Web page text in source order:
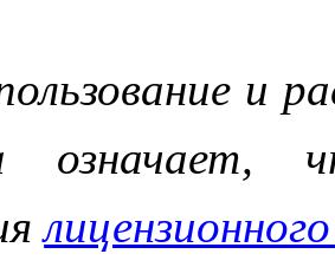
и
означает,